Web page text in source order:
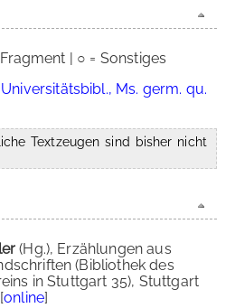
| ○ = Sonstiges
Ms. germ. qu.
Textzeugen sind bisher nicht
(Hg.), Erzählungen aus
(Bibliothek des
in Stuttgart 35), Stuttgart
online]